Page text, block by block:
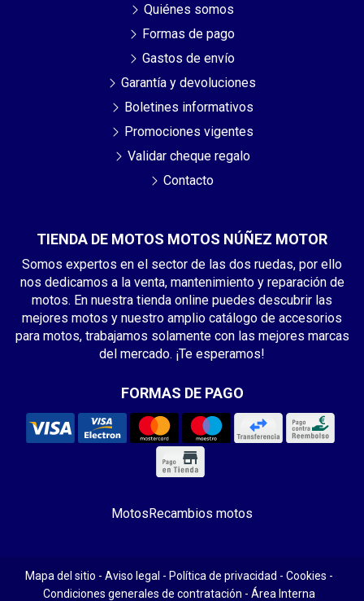
TIENDA DE MOTOS MOTOS NÚÑEZ MOTOR
Somos expertos en el sector de las dos ruedas, por ello
nos dedicamos a la venta, mantenimiento y reparación de
motos. En nuestra tienda online puedes descubrir las
mejores motos y nuestro amplio catálogo de accesorios
para motos, trabajamos solamente con las mejores marcas
del mercado. ¡Te esperamos!
FORMAS DE PAGO
Quiénes somos
Formas de pago
Gastos de envío
Garantía y devoluciones
Boletines informativos
Promociones vigentes
Validar cheque regalo
Contacto
MotosRecambios motos
Mapa del sitio - Aviso legal - Política de privacidad - Cookies -
Condiciones generales de contratación - Área Interna